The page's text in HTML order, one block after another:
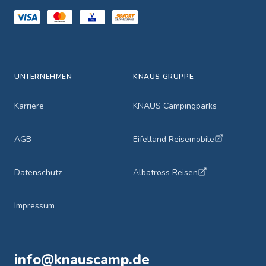
UNTERNEHMEN
Karriere
AGB
Datenschutz
Impressum
KNAUS GRUPPE
KNAUS Campingparks
Eifelland Reisemobile
Albatross Reisen
info@knauscamp.de